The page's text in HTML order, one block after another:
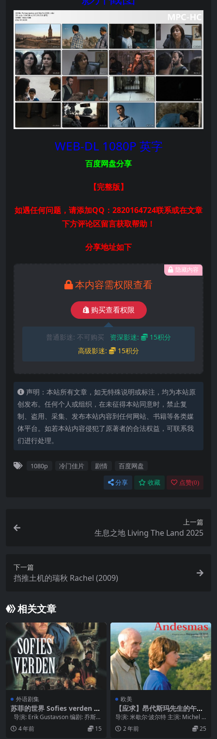
WEB-DL 1080P 英字
百度网盘分享
【完整版】
如遇任何问题，请添加QQ：2820164724联系或在文章
下方评论区留言获取帮助！
分享地址如下
隐藏内容
本内容需权限查看
购买查看权限
普通影迷: 不可购买 资深影迷:
15积分
高级影迷:
15积分
声明：本站所有文章，如无特殊说明或标注，均为本站原
创发布。任何个人或组织，在未征得本站同意时，禁止复
制、盗用、采集、发布本站内容到任何网站、书籍等各类媒
体平台。如若本站内容侵犯了原著者的合法权益，可联系我
们进行处理。
1080p 冷门佳片 剧情 百度网盘
分享 收藏 点赞(0)
上一篇
生息之地 Living The Land 2025
下一篇
挡推土机的瑞秋 Rachel (2009)
相关文章
外语剧集
苏菲的世界 Sofies verden (2
000)
导演: Erik Gustavson 编剧: 乔斯坦
·贾德 / P...
4 年前 15
欧美
【应求】昂代斯玛先生的午后
L’apres-midi de Monsieur A
ndesmas (2004)
导演: 米歇尔·波尔特 主演: Michel B
ouquet—Mon...
2 年前 25